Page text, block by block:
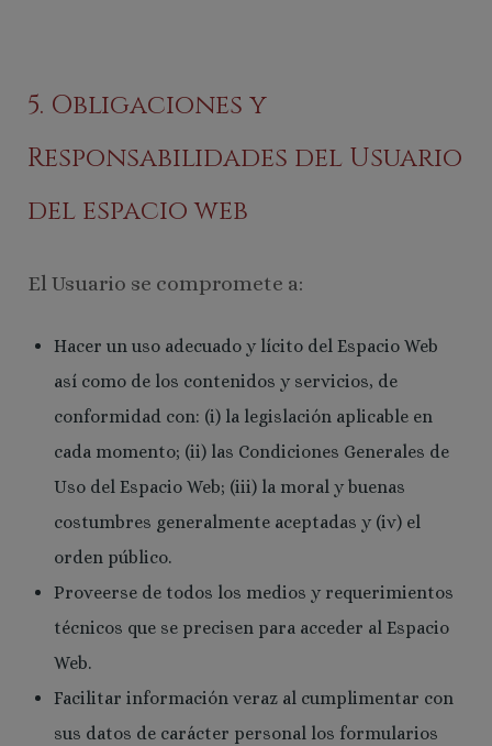
5. Obligaciones y
Responsabilidades del Usuario
del espacio web
El Usuario se compromete a:
Hacer un uso adecuado y lícito del Espacio Web
así como de los contenidos y servicios, de
conformidad con: (i) la legislación aplicable en
cada momento; (ii) las Condiciones Generales de
Uso del Espacio Web; (iii) la moral y buenas
costumbres generalmente aceptadas y (iv) el
orden público.
Proveerse de todos los medios y requerimientos
técnicos que se precisen para acceder al Espacio
Web.
Facilitar información veraz al cumplimentar con
sus datos de carácter personal los formularios